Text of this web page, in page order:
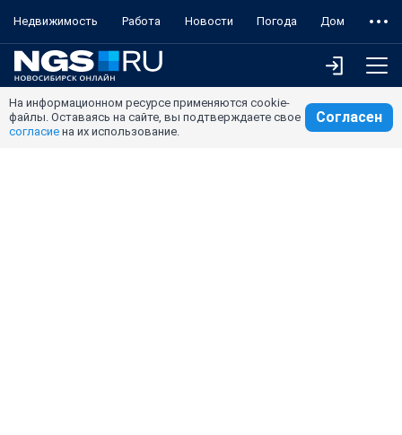
Недвижимость Работа Новости Погода Дом
На информационном ресурсе применяются cookie-
файлы. Оставаясь на сайте, вы подтверждаете свое
согласие на их использование.
Согласен